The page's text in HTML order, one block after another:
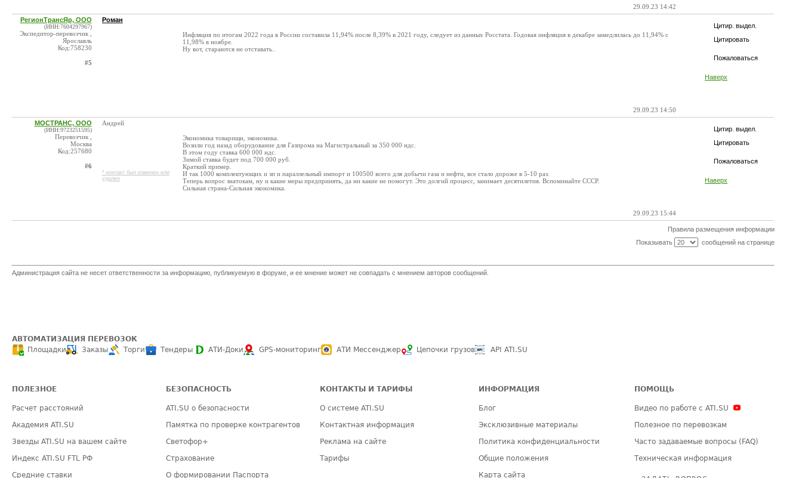
29.09.23 14:42
Цитир. выдел.
Цитировать
Пожаловаться
Наверх
РегионТрансЯр, ООО
(ИНН:7604297967)
Экспедитор-перевозчик ,
Ярославль
Код:758230
#5
Роман
Инфляция по итогам 2022 года в России составила 11,94% после 8,39% в 2021 году, следует из данных Росстата. Годовая инфляция в декабре замедлилась до 11,94% с
11,98% в ноябре.
Ну вот, стараются не отставать..
29.09.23 14:50
Цитир. выдел.
Цитировать
Пожаловаться
Наверх
МОСТРАНС, ООО
(ИНН:9723251595)
Перевозчик ,
Москва
Код:257680
#6
Андрей
* контакт был изменен или
удален
Экономика товарищи, экономика.
Возили год назад оборудование для Газпрома на Магистральный за 350 000 ндс.
В этом году ставка 600 000 ндс.
Зимой ставка будет под 700 000 руб.
Краткий пример.
И так 1000 комплектующих и зп и параллельный импорт и 100500 всего для добычи газа и нефти, все стало дороже в 5-10 раз.
Теперь вопрос знатокам, ну и какие меры предпринять, да ни какие не помогут. Это долгий процесс, занимает десятилетия. Вспоминайте СССР.
Сильная страна-Сильная экономика.
29.09.23 15:44
Правила размещения информации
Показывать
сообщений на странице
Администрация сайта не несет ответственности за информацию, публикуемую в форуме, и ее мнение может не совпадать с мнением авторов сообщений.
АВТОМАТИЗАЦИЯ ПЕРЕВОЗОК
Площадки
Заказы Торги Тендеры АТИ-Доки GPS-мониторинг АТИ Мессенджер Цепочки грузов API ATI.SU
ПОЛЕЗНОЕ
Расчет расстояний
Академия ATI.SU
Звезды ATI.SU на вашем сайте
Индекс ATI.SU FTL РФ
Средние ставки
БЕЗОПАСНОСТЬ
ATI.SU о безопасности
Памятка по проверке контрагентов
Светофор+
Страхование
О формировании Паспорта
КОНТАКТЫ И ТАРИФЫ
О системе ATI.SU
Контактная информация
Реклама на сайте
Тарифы
ИНФОРМАЦИЯ
Блог
Эксклюзивные материалы
Политика конфиденциальности
Общие положения
Карта сайта
ПОМОЩЬ
Видео по работе с ATI.SU
Полезное по перевозкам
Часто задаваемые вопросы (FAQ)
Техническая информация